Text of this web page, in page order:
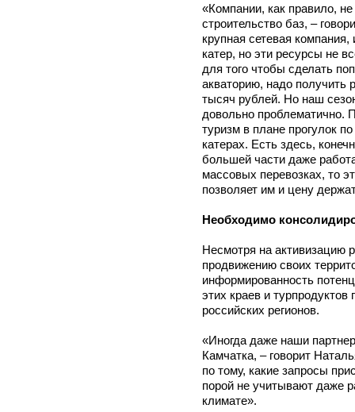
«Компании, как правило,
строительство баз, –
крупная сетевая
катер, но эти ресурсы не
для того чтобы сделать
акваторию, надо получить
тысяч рублей. Но наш
довольно проблематично.
туризм в плане прогулок
катерах. Есть здесь,
большей части даже
массовых перевозках, то
позволяет им и цену
Необходимо
Несмотря на активизацию
продвижению своих
информированность
этих краев и
российских регионов.
«Иногда даже наши
Камчатка, – говорит
по тому, какие запросы
порой не учитывают даже
климате».